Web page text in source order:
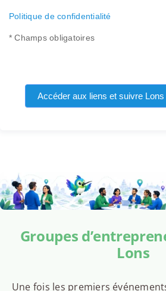
Politique de confidentialité
* Champs obligatoires
Accéder aux liens et suivre Lons
Groupes
Lons
Une fois les premiers